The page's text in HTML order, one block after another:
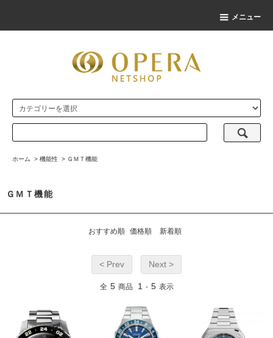
メニュー
ホーム > 機能性 > ＧＭＴ機能
ＧＭＴ機能
おすすめ順 価格順 新着順
< Prev Next >
全 5 商品 1 - 5 表示